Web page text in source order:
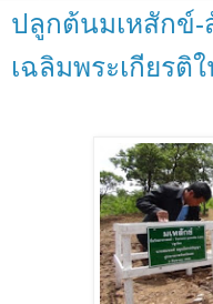
ปลูกต้นมเหสักข์
เฉลิมพระเกียรติ